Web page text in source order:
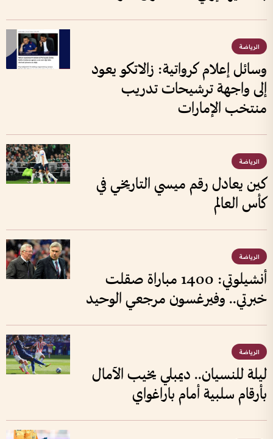
الرياضة
وسائل إعلام كرواتية: زالاتكو يعود
إلى واجهة ترشيحات تدريب
منتخب الإمارات
الرياضة
كين يعادل رقم ميسي التاريخي في
كأس العالم
الرياضة
أنشيلوتي: 1400 مباراة صقلت
خبرتي.. وفيرغسون مرجعي الوحيد
الرياضة
ليلة للنسيان.. ديمبلي يخيب الآمال
بأرقام سلبية أمام باراغواي